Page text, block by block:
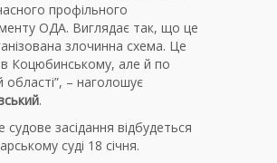
профільного
ОДА. Виглядає так, що це
злочинна схема. Це
Коцюбинському, але й по
області”, – наголошує
.
судове засідання відбудеться
суді 18 січня.